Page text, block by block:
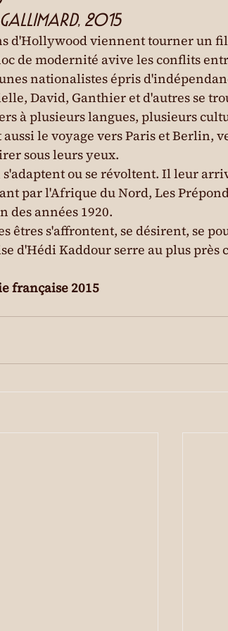
2015
d'Hollywood viennent tourner un
de modernité avive les conflits
nationalistes épris
David, Ganthier et d'autres se
à plusieurs langues, plusieurs
le voyage vers Paris et Berlin,
sous leurs yeux.
ou se révoltent. Il leur
par l'Afrique du Nord, Les
des années 1920.
êtres s'affrontent, se désirent, se
d'Hédi Kaddour serre au plus près
française 2015